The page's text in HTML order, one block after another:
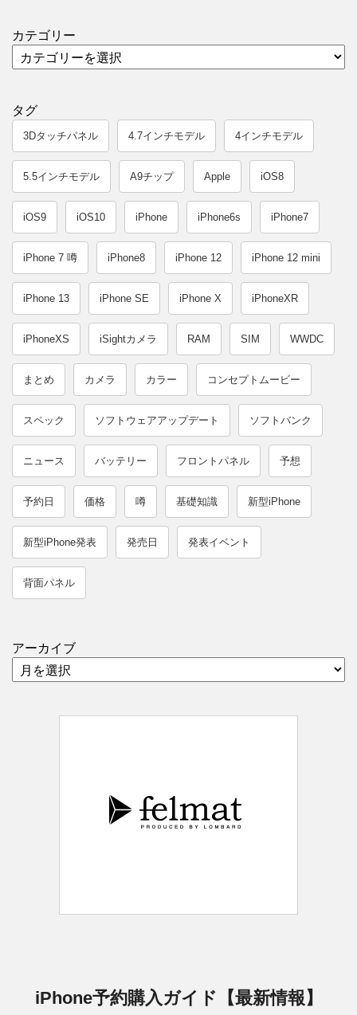
カテゴリー
タグ
3Dタッチパネル 4.7インチモデル 4インチモデル
5.5インチモデル A9チップ Apple iOS8
iOS9 iOS10 iPhone iPhone6s iPhone7
iPhone 7 噂 iPhone8 iPhone 12 iPhone 12 mini
iPhone 13 iPhone SE iPhone X iPhoneXR
iPhoneXS iSightカメラ RAM SIM WWDC
まとめ カメラ カラー コンセプトムービー
スペック ソフトウェアアップデート ソフトバンク
ニュース バッテリー フロントパネル 予想
予約日 価格 噂 基礎知識 新型iPhone
新型iPhone発表 発売日 発表イベント
背面パネル
アーカイブ
iPhone予約購入ガイド【最新情報】